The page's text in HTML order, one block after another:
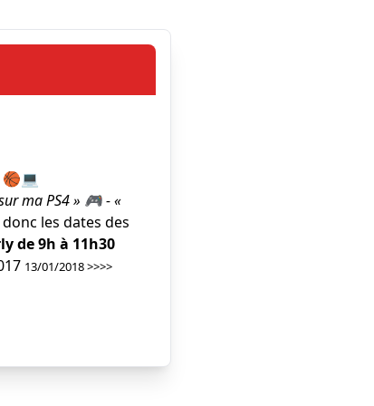
🏀💻
ma PS4 » 🎮 - «
les dates des
de 9h à 11h30
13/01/2018 >>>>